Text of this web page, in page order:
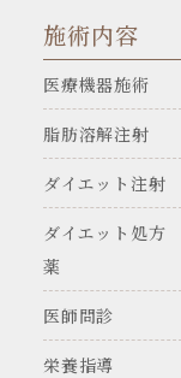
施術内容
医療機器施術
脂肪溶解注射
ダイエット注射
ダイエット処方
薬
医師問診
栄養指導